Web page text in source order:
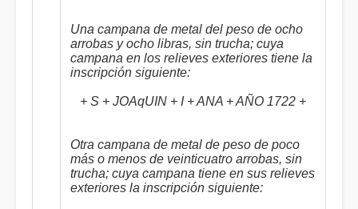
Una campana de metal del peso de ocho
arrobas y ocho libras, sin trucha; cuya
campana en los relieves exteriores tiene la
inscripción siguiente:
+ S + JOAqUIN + I + ANA + AÑO 1722 +
Otra campana de metal de peso de poco
más o menos de veinticuatro arrobas, sin
trucha; cuya campana tiene en sus relieves
exteriores la inscripción siguiente: